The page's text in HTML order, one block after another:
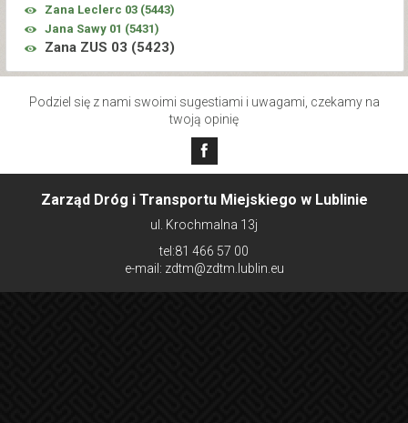
Zana Leclerc 03 (5443)
Jana Sawy 01 (5431)
Zana ZUS 03 (5423)
Podziel się z nami swoimi sugestiami i uwagami, czekamy na
twoją opinię
Zarząd Dróg i Transportu Miejskiego w Lublinie
ul. Krochmalna 13j
tel:81 466 57 00
e-mail: zdtm@zdtm.lublin.eu